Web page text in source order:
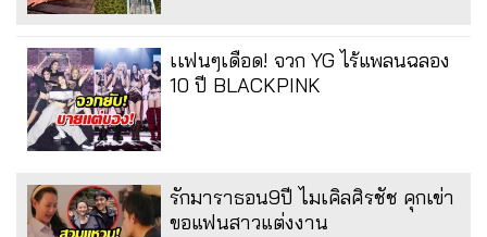
เเฟนๆเดือด! จวก YG ไร้แพลนฉลอง
10 ปี BLACKPINK
รักมาราธอน9ปี ไมเคิลศิรชัช คุกเข่า
ขอแฟนสาวแต่งงาน